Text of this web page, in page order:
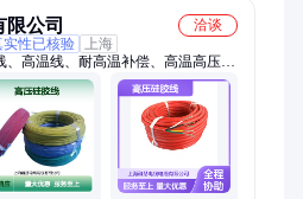
限公司
洽谈
实性已核验
上海
、高温线、耐高温补偿、高温高压
温线